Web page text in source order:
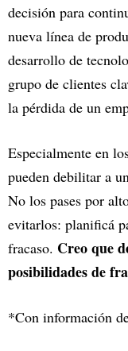
decisión para
nueva línea de
desarrollo de
grupo de clientes
la pérdida de un
Especialmente en
pueden debilitar a
No los pases por
evitarlos: planificá
fracaso. Creo que
posibilidades de
*Con información